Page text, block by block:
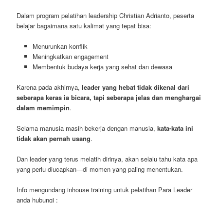
Dalam program pelatihan leadership Christian Adrianto, peserta
belajar bagaimana satu kalimat yang tepat bisa:
Menurunkan konflik
Meningkatkan engagement
Membentuk budaya kerja yang sehat dan dewasa
Karena pada akhirnya,leader yang hebat tidak dikenal dari
seberapa keras ia bicara, tapi seberapa jelas dan menghargai
dalam memimpin.
Selama manusia masih bekerja dengan manusia,kata-kata ini
tidak akan pernah usang.
Dan leader yang terus melatih dirinya, akan selalu tahu kata apa
yang perlu diucapkan—di momen yang paling menentukan.
Info mengundang inhouse training untuk pelatihan Para Leader
anda hubungi :